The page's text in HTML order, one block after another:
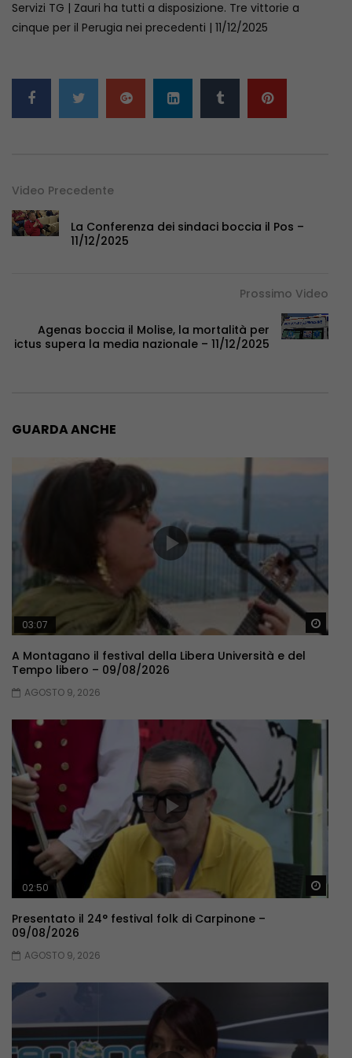
Servizi TG | Zauri ha tutti a disposizione. Tre vittorie a
cinque per il Perugia nei precedenti | 11/12/2025
Video Precedente
La Conferenza dei sindaci boccia il Pos –
11/12/2025
Prossimo Video
Agenas boccia il Molise, la mortalità per
ictus supera la media nazionale – 11/12/2025
GUARDA ANCHE
03:07
A Montagano il festival della Libera Università e del
Tempo libero – 09/08/2026
AGOSTO 9, 2026
02:50
Presentato il 24° festival folk di Carpinone –
09/08/2026
AGOSTO 9, 2026